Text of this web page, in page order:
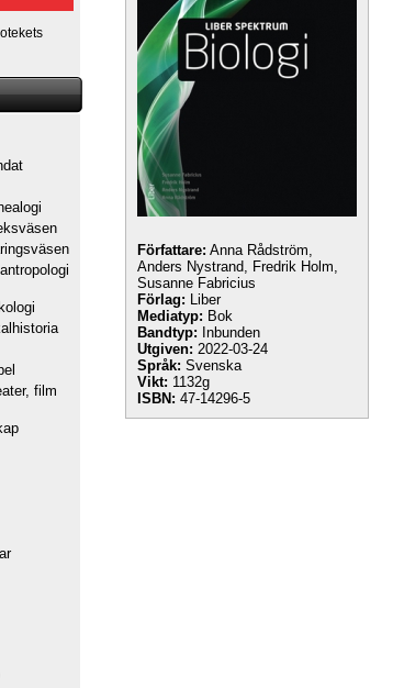
film
Författare: Anna Rådström,
Anders Nystrand, Fredrik Holm,
Susanne Fabricius
Förlag: Liber
Mediatyp: Bok
Bandtyp: Inbunden
Utgiven: 2022-03-24
Språk: Svenska
Vikt: 1132g
ISBN: 47-14296-5